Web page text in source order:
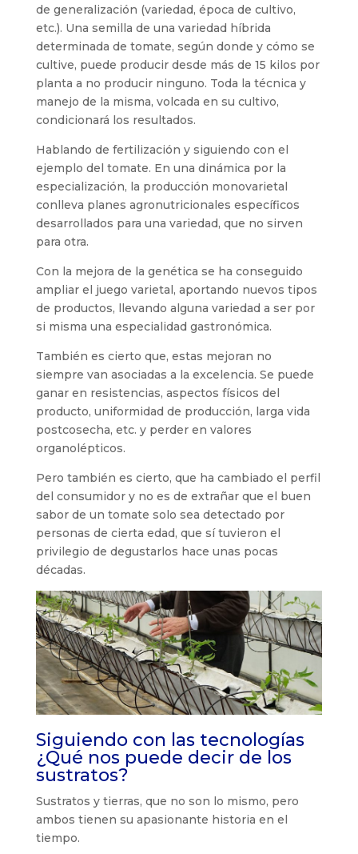
de generalización (variedad, época de cultivo,
etc.). Una semilla de una variedad híbrida
determinada de tomate, según donde y cómo se
cultive, puede producir desde más de 15 kilos por
planta a no producir ninguno. Toda la técnica y
manejo de la misma, volcada en su cultivo,
condicionará los resultados.
Hablando de fertilización y siguiendo con el
ejemplo del tomate. En una dinámica por la
especialización, la producción monovarietal
conlleva planes agronutricionales específicos
desarrollados para una variedad, que no sirven
para otra.
Con la mejora de la genética se ha conseguido
ampliar el juego varietal, aportando nuevos tipos
de productos, llevando alguna variedad a ser por
si misma una especialidad gastronómica.
También es cierto que, estas mejoran no
siempre van asociadas a la excelencia. Se puede
ganar en resistencias, aspectos físicos del
producto, uniformidad de producción, larga vida
postcosecha, etc. y perder en valores
organolépticos.
Pero también es cierto, que ha cambiado el perfil
del consumidor y no es de extrañar que el buen
sabor de un tomate solo sea detectado por
personas de cierta edad, que sí tuvieron el
privilegio de degustarlos hace unas pocas
décadas.
Siguiendo con las tecnologías
¿Qué nos puede decir de los
sustratos?
Sustratos y tierras, que no son lo mismo, pero
ambos tienen su apasionante historia en el
tiempo.